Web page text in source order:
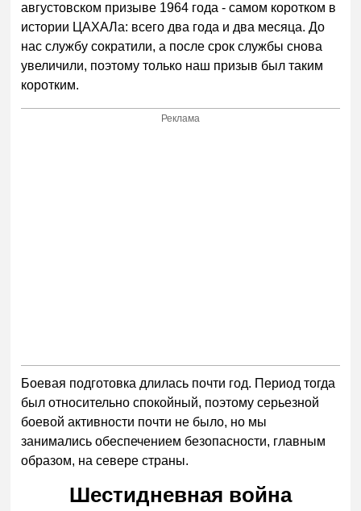
августовском призыве 1964 года - самом коротком в
истории ЦАХАЛа: всего два года и два месяца. До
нас службу сократили, а после срок службы снова
увеличили, поэтому только наш призыв был таким
коротким.
Реклама
Боевая подготовка длилась почти год. Период тогда
был относительно спокойный, поэтому серьезной
боевой активности почти не было, но мы
занимались обеспечением безопасности, главным
образом, на севере страны.
Шестидневная война